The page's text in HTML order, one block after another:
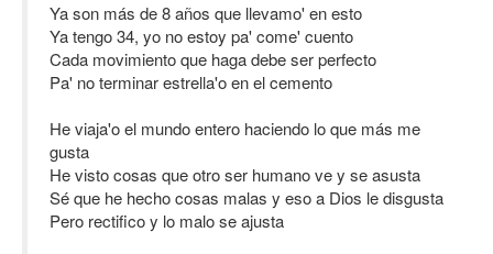
Ya son más de 8 años que llevamo' en esto
Ya tengo 34, yo no estoy pa' come' cuento
Cada movimiento que haga debe ser perfecto
Pa' no terminar estrella'o en el cemento
He viaja'o el mundo entero haciendo lo que más me
gusta
He visto cosas que otro ser humano ve y se asusta
Sé que he hecho cosas malas y eso a Dios le disgusta
Pero rectifico y lo malo se ajusta